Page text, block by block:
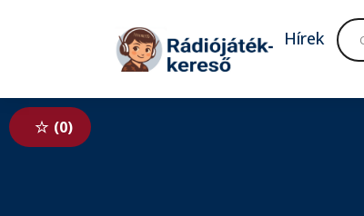
Tovább a tartalomhoz
Hírek
0